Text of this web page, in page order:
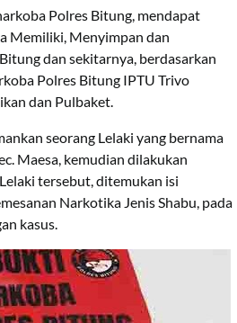
Polres Bitung, mendapat
Memiliki, Menyimpan dan
dan sekitarnya, berdasarkan
Polres Bitung IPTU Trivo
dan Pulbaket.
seorang Lelaki yang bernama
Maesa, kemudian dilakukan
tersebut, ditemukan isi
Narkotika Jenis Shabu, pada
kasus.